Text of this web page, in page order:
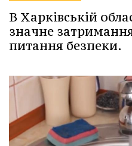
В Харківській
значне
питання безпеки.